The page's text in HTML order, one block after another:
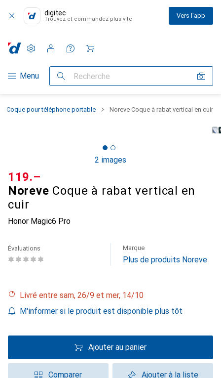
digitec
Trouvez et commandez plus vite Vers l'app
Navigation par catégorie
Menu Recherche
Paramètres
Compte client
Listes de comparaison
Listes d'envies
Panier
Coque pour téléphone portable Noreve Coque à rabat vertical en cuir
2 images
Noreve Coque à rabat vertical en
cuir
Honor Magic6 Pro
CHF
119.–
Évaluations Marque
Plus de produits Noreve
Livré entre sam, 26/9 et mer, 14/10
M'informer si le produit est disponible plus tôt
Ajouter au panier
Comparer Ajouter à la liste